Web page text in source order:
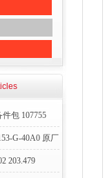
包 107755
G-40A0 原厂
203.479